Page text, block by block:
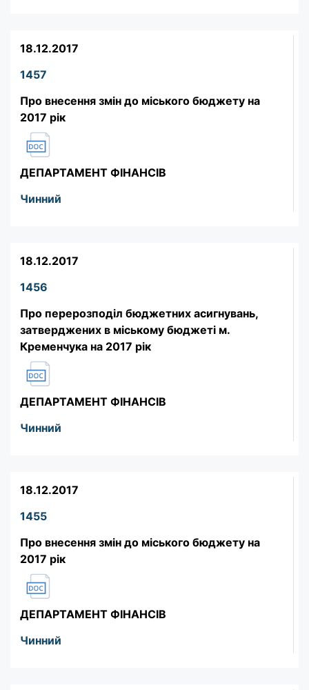
18.12.2017
1457
Про внесення змін до міського бюджету на
2017 рік
ДЕПАРТАМЕНТ ФІНАНСІВ
Чинний
18.12.2017
1456
Про перерозподіл бюджетних асигнувань,
затверджених в міському бюджеті м.
Кременчука на 2017 рік
ДЕПАРТАМЕНТ ФІНАНСІВ
Чинний
18.12.2017
1455
Про внесення змін до міського бюджету на
2017 рік
ДЕПАРТАМЕНТ ФІНАНСІВ
Чинний